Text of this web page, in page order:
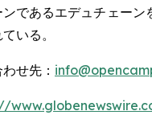
であるエデュチェーン
いる。
せ先：